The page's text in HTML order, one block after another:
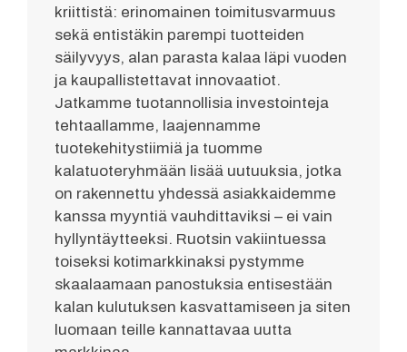
kriittistä: erinomainen toimitusvarmuus
sekä entistäkin parempi tuotteiden
säilyvyys, alan parasta kalaa läpi vuoden
ja kaupallistettavat innovaatiot.
Jatkamme tuotannollisia investointeja
tehtaallamme, laajennamme
tuotekehitystiimiä ja tuomme
kalatuoteryhmään lisää uutuuksia, jotka
on rakennettu yhdessä asiakkaidemme
kanssa myyntiä vauhdittaviksi – ei vain
hyllyntäytteeksi. Ruotsin vakiintuessa
toiseksi kotimarkkinaksi pystymme
skaalaamaan panostuksia entisestään
kalan kulutuksen kasvattamiseen ja siten
luomaan teille kannattavaa uutta